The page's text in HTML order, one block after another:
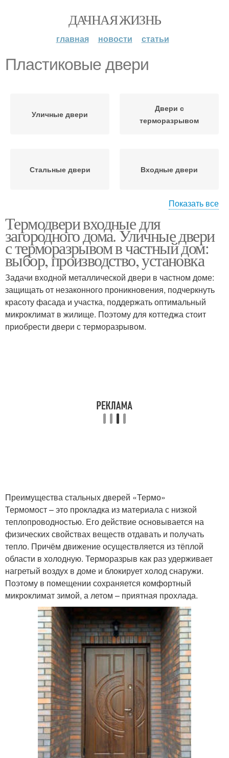
ДАЧНАЯ ЖИЗНЬ
главная новости статьи
Пластиковые двери
Уличные двери
Двери с
терморазрывом
Стальные двери Входные двери
Двери в частный дом Дверь в частный дом
Входная дверь
Дверь с
терморазрывом
Показать все
Термодвери входные для
загородного дома. Уличные двери
с терморазрывом в частный дом:
выбор, производство, установка
Задачи входной металлической двери в частном доме:
защищать от незаконного проникновения, подчеркнуть
красоту фасада и участка, поддержать оптимальный
микроклимат в жилище. Поэтому для коттеджа стоит
приобрести двери с терморазрывом.
Преимущества стальных дверей «Термо»
Термомост – это прокладка из материала с низкой
теплопроводностью. Его действие основывается на
физических свойствах веществ отдавать и получать
тепло. Причём движение осуществляется из тёплой
области в холодную. Терморазрыв как раз удерживает
нагретый воздух в доме и блокирует холод снаружи.
Поэтому в помещении сохраняется комфортный
микроклимат зимой, а летом – приятная прохлада.